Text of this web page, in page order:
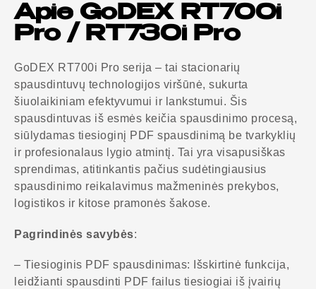
Apie GoDEX RT700i
Pro / RT730i Pro
GoDEX RT700i Pro serija – tai stacionarių
spausdintuvų technologijos viršūnė, sukurta
šiuolaikiniam efektyvumui ir lankstumui. Šis
spausdintuvas iš esmės keičia spausdinimo procesą,
siūlydamas tiesioginį PDF spausdinimą be tvarkyklių
ir profesionalaus lygio atmintį. Tai yra visapusiškas
sprendimas, atitinkantis pačius sudėtingiausius
spausdinimo reikalavimus mažmeninės prekybos,
logistikos ir kitose pramonės šakose.
Pagrindinės savybės:
– Tiesioginis PDF spausdinimas: Išskirtinė funkcija,
leidžianti spausdinti PDF failus tiesiogiai iš įvairių